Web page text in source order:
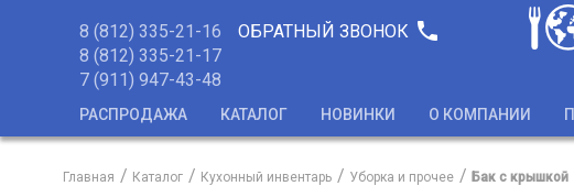
8 (812) 335-21-16
8 (812) 335-21-17
7 (911) 947-43-48
ОБРАТНЫЙ ЗВОНОК phone
РАСПРОДАЖА КАТАЛОГ НОВИНКИ О КОМПАНИИ
Главная Каталог Кухонный инвентарь Уборка и прочее Бак с крышкой